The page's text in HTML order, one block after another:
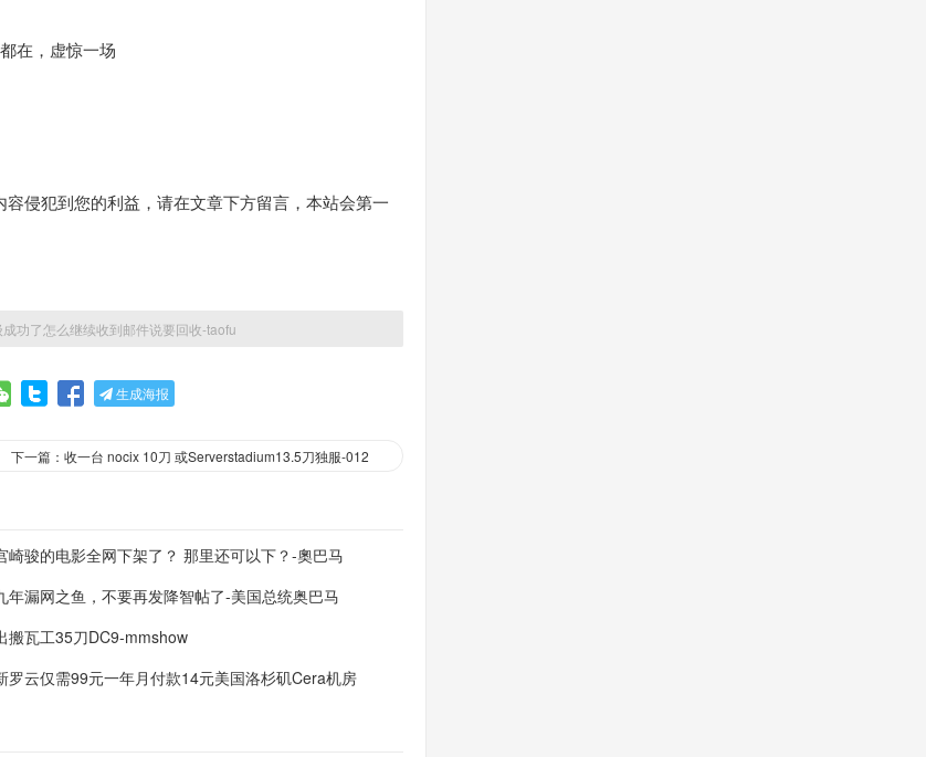
在，虚惊一场
侵犯到您的利益，请在文章下方留言，本站会第一
功了怎么继续收到邮件说要回收-taofu
生成海报
下一篇：收一台 nocix 10刀 或Serverstadium13.5刀独服-012
崎骏的电影全网下架了？ 那里还可以下？-奧巴马
年漏网之鱼，不要再发降智帖了-美国总统奥巴马
搬瓦工35刀DC9-mmshow
罗云仅需99元一年月付款14元美国洛杉矶Cera机房